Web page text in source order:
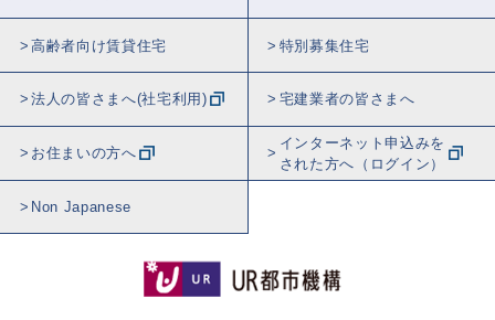
高齢者向け賃貸住宅 特別募集住宅
法人の皆さまへ(社宅利用) 宅建業者の皆さまへ
お住まいの方へ
インターネット申込みを
された方へ（ログイン）
Non Japanese